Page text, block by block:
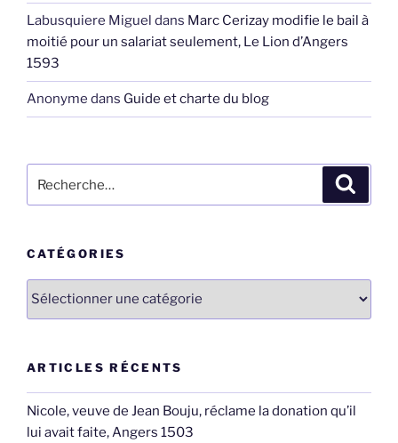
Labusquiere Miguel dans Marc Cerizay modifie le bail à
moitié pour un salariat seulement, Le Lion d’Angers
1593
Anonyme dans Guide et charte du blog
pour
CATÉGORIES
Catégories
ARTICLES RÉCENTS
Nicole, veuve de Jean Bouju, réclame la donation qu’il
lui avait faite, Angers 1503